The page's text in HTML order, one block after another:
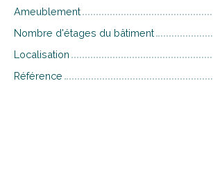
Ameublement
Nombre d'étages du bâtiment
Localisation
Référence